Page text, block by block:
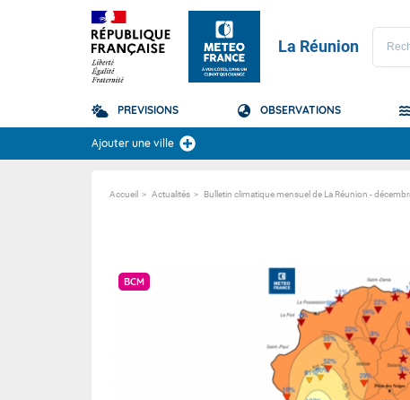
La Réunion
Prévisions
TOUS LES RÉSULTATS
PREVISIONS OBSERVATIONS
Ajouter une ville
Accueil Actualités Bulletin climatique mensuel de La Réunion -
BCM